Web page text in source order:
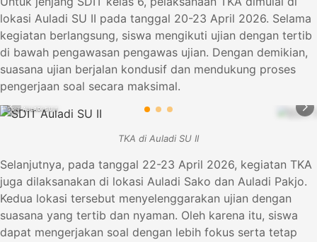
lokasi Auladi SU II pada tanggal 20-23 April 2026. Selama
kegiatan berlangsung, siswa mengikuti ujian dengan tertib
di bawah pengawasan pengawas ujian. Dengan demikian,
suasana ujian berjalan kondusif dan mendukung proses
pengerjaan soal secara maksimal.
SDIT AULADI SU II SDIT
TKA di Auladi SU II
Selanjutnya, pada tanggal 22-23 April 2026, kegiatan TKA
juga dilaksanakan di lokasi Auladi Sako dan Auladi Pakjo.
Kedua lokasi tersebut menyelenggarakan ujian dengan
suasana yang tertib dan nyaman. Oleh karena itu, siswa
dapat mengerjakan soal dengan lebih fokus serta tetap